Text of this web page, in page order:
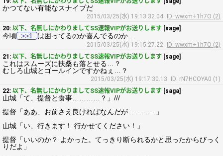
かつてない有能なスナイプだ
2015/03/25(水) 19:13:32.04
ID: wwxm+1h7O (2)
20: 以下、名無しにかわりましてSS速報VIPがお送りします [sage]
今頃 >>1 は困ってるのか喜んでるのか...
2015/03/25(水) 19:15:27.22
ID: wwxm+1h7O (2)
21: 以下、名無しにかわりましてSS速報VIPがお送りします [sage]
これはスムーズに扶桑も落とせる…？
むしろ山城とゴールインですかねぇ…？
2015/03/25(水) 19:17:30.13
ID: rN7HCOYA0 (1)
22: 以下、名無しにかわりましてSS速報VIPがお送りします [saga]
山城「て、提督と食事…………？」///
提督「ああ、お前さえ良ければなんだが…………」
山城「い、行きます！ 行かせてください！」
提督「いいのか？ よかった。てっきり断られるかと思ったからびっく
りだよ」